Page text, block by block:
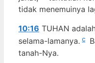
tidak menemuinya
10:16 TUHAN
selama-lamanya. c
tanah-Nya.